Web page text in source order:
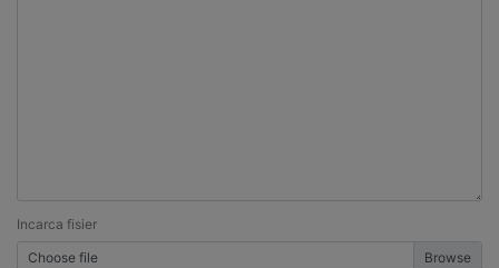
Incarca fisier
Choose file